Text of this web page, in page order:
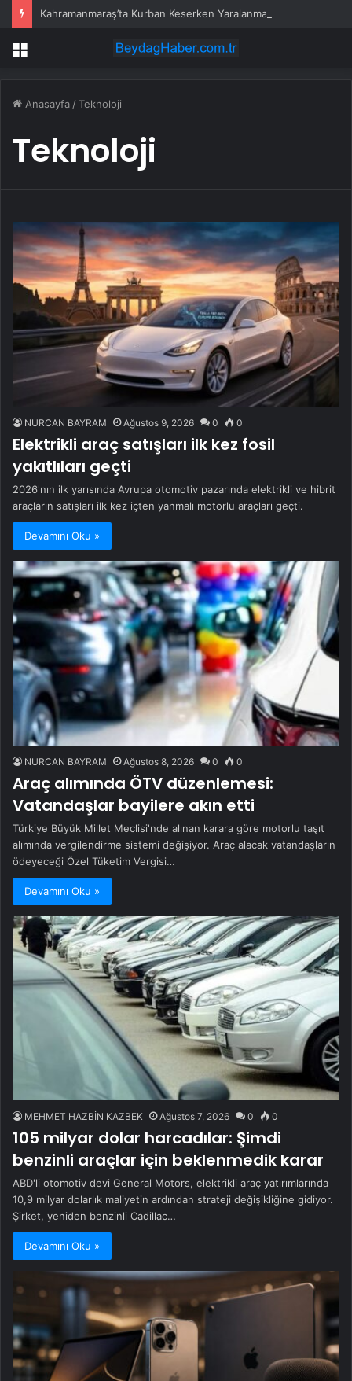
Kahramanmaraş’ta Kurban Keserken Yaralanma
Menü
Anasayfa /Teknoloji
Teknoloji
NURCAN BAYRAM Ağustos 9, 2026 0 0
Elektrikli araç satışları ilk kez fosil
yakıtlıları geçti
2026'nın ilk yarısında Avrupa otomotiv pazarında elektrikli ve hibrit
araçların satışları ilk kez içten yanmalı motorlu araçları geçti.
Devamını Oku »
NURCAN BAYRAM Ağustos 8, 2026 0 0
Araç alımında ÖTV düzenlemesi:
Vatandaşlar bayilere akın etti
Türkiye Büyük Millet Meclisi'nde alınan karara göre motorlu taşıt
alımında vergilendirme sistemi değişiyor. Araç alacak vatandaşların
ödeyeceği Özel Tüketim Vergisi…
Devamını Oku »
MEHMET HAZBİN KAZBEK Ağustos 7, 2026 0 0
105 milyar dolar harcadılar: Şimdi
benzinli araçlar için beklenmedik karar
ABD'li otomotiv devi General Motors, elektrikli araç yatırımlarında
10,9 milyar dolarlık maliyetin ardından strateji değişikliğine gidiyor.
Şirket, yeniden benzinli Cadillac…
Devamını Oku »